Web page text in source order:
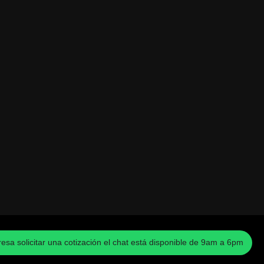
solicitar una cotización el chat está disponible de 9am a 6pm